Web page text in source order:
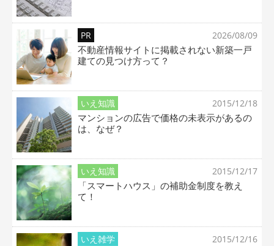
PR 2026/08/09
不動産情報サイトに掲載されない新築一戸
建ての見つけ方って？
いえ知識 2015/12/18
マンションの広告で価格の未表示があるの
は、なぜ？
いえ知識 2015/12/17
「スマートハウス」の補助金制度を教え
て！
いえ雑学 2015/12/16